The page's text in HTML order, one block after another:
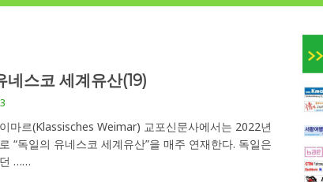
고
·주정부 조치현황
체육회로 거듭나겠습니다”
네스코 세계유산(19)
마르(Klassisches Weimar) 교포신문사에서는 2022년
“독일의 유네스코 세계유산”을 매주 연재한다. 독일은
……